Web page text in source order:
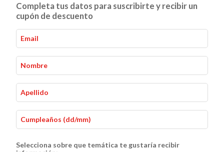
Hacelo vos mismo
Ordenar por:
Completa tus datos para suscribirte y recibir un
cupón de descuento
Selecciona sobre que temática te gustaría recibir